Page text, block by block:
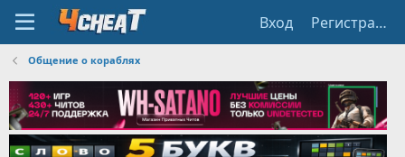
Вход Регистрация
Общение о кораблях